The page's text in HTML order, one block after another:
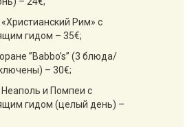
«Христианский Рим» с
гидом – 35€;
”Babbo’s” (3 блюда/
– 30€;
Неаполь и Помпеи с
гидом (целый день) –